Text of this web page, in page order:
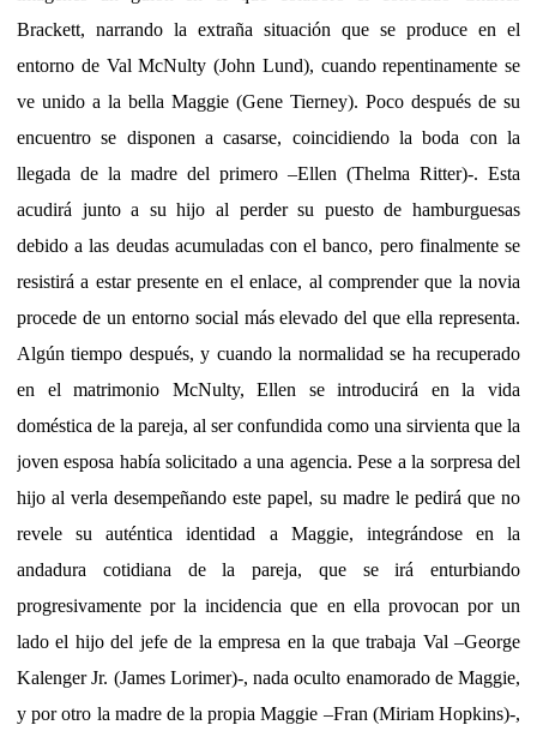
Brackett, narrando la extraña situación que se produce en el
entorno de Val McNulty (John Lund), cuando repentinamente se
ve unido a la bella Maggie (Gene Tierney). Poco después de su
encuentro se disponen a casarse, coincidiendo la boda con la
llegada de la madre del primero –Ellen (Thelma Ritter)-. Esta
acudirá junto a su hijo al perder su puesto de hamburguesas
debido a las deudas acumuladas con el banco, pero finalmente se
resistirá a estar presente en el enlace, al comprender que la novia
procede de un entorno social más elevado del que ella representa.
Algún tiempo después, y cuando la normalidad se ha recuperado
en el matrimonio McNulty, Ellen se introducirá en la vida
doméstica de la pareja, al ser confundida como una sirvienta que la
joven esposa había solicitado a una agencia. Pese a la sorpresa del
hijo al verla desempeñando este papel, su madre le pedirá que no
revele su auténtica identidad a Maggie, integrándose en la
andadura cotidiana de la pareja, que se irá enturbiando
progresivamente por la incidencia que en ella provocan por un
lado el hijo del jefe de la empresa en la que trabaja Val –George
Kalenger Jr. (James Lorimer)-, nada oculto enamorado de Maggie,
y por otro la madre de la propia Maggie –Fran (Miriam Hopkins)-,